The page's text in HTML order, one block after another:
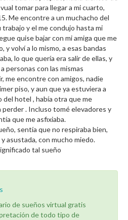
tomar para llegar a mi cuarto,
Me encontre a un muchacho del
y el me condujo hasta mi
quise bajar con mi amiga que me
y volví a lo mismo, a esas bandas
lo que quería era salir de ellas, y
personas con las mismas
me encontre con amigos, nadie
piso, y aun que ya estuviera a
del hotel , había otra que me
perder . Incluso tomé elevadores y
que me asfixiaba.
sentía que no respiraba bien,
asustada, con mucho miedo.
tal sueño
de sueños virtual gratis
de todo tipo de